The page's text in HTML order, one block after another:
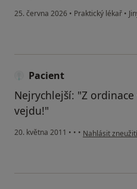
25. června 2026 • Praktický lékař •
Pacient
Nejrychlejší: "Z
vejdu!"
20. května 2011 • • • podle názoru
Nahlásit zneužití